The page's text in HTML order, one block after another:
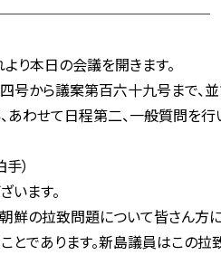
本日の会議を開きます。
号から議案第百六十九号まで、
わせて日程第二、一般質問を行
）
ます。
鮮の拉致問題について皆さん方
とであります。新島議員はこの